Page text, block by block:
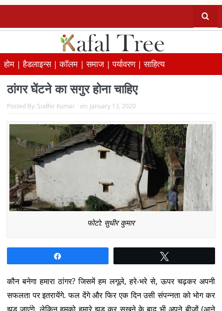
होम |हैडलाइन्स |कॉलम |समाज |पर्यावरण |साहित्य
ठांगर घेंटने का सगुर होना चाहिए
Posted By: Sudhir Kumar on: January 13, 2020
फोटो: सुधीर कुमार
कौन बनेगा हमारा ठांगर? जिसमें हम लगूले, हरे-भरे से, ऊपर चढ़कर अपनी
सफलता पर इतरायेंगे. फल देंगे और फिर एक दिन उसी संपन्नता को भोग कर